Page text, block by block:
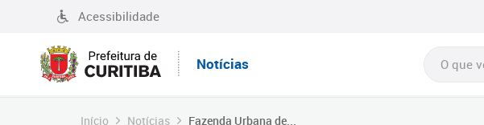
Acessibilidade
Notícias
Início Notícias Fazenda Urbana de...